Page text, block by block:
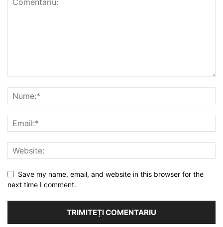
Save my name, email, and website in this browser for the
next time I comment.